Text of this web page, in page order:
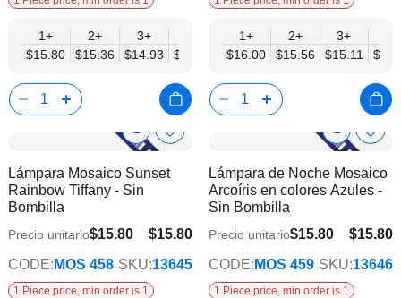
1+
$15.80
2+
$15.36
3+
$14.93
$14.49
9+
$14.05
12+
$13.61
15+
$13.17
1+
$16.00
2+
$15.56
3+
$15.11
Show
Info
Añadir
la
deseos
Lámpara Mosaico Sunset
Rainbow Tiffany - Sin
Bombilla
$15.80
$12.29
Precio unitario$15.80
CODE: MOS 458 SKU:13645
1 Piece price, min order is 1
Show
Info la
lista
Lámpara de Noche Mosaico
Arcoíris en colores Azules -
Sin Bombilla
$15.80
$12.29
Precio unitario$15.80
CODE: MOS 459 SKU:13646
1 Piece price, min order is 1